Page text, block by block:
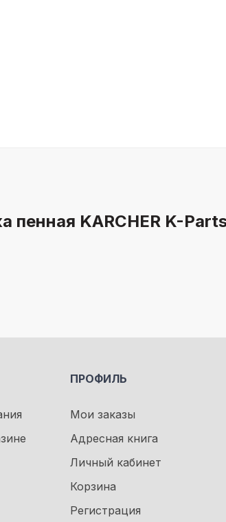
пенная KARCHER K-
ПРОФИЛЬ
Мои заказы
Адресная книга
Личный кабинет
Корзина
Регистрация